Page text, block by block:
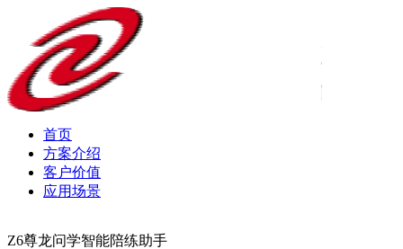
首页
方案介绍
客户价值
应用场景
Z6尊龙问学智能陪练助手